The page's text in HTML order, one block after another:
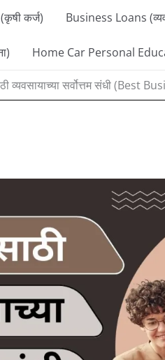
कर्ज) Business Loans
Home Car Personal
व्यवसायाच्या सर्वोत्तम संधी